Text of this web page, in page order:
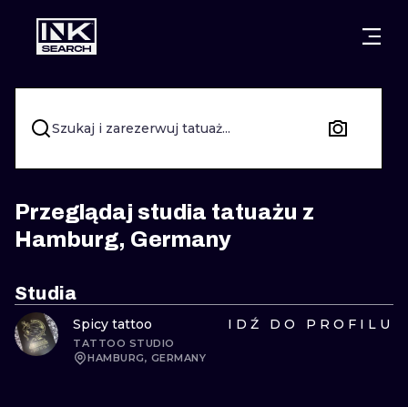
MIASTA GDAŃSK
WARSZAWA POZNAŃ
KRAKÓW KATOWICE
WROCŁAW ŁÓDŹ
BERLIN WIEDEŃ
PRAGA LONDYN
STYLE
KALIGRAFIA
NEW
TRIBAL
Szukaj i zarezerwuj tatuaż...
Przeglądaj studia tatuażu z
Hamburg, Germany
Studia
Spicy tattoo
TATTOO STUDIO
HAMBURG, GERMANY
IDŹ DO PROFILU